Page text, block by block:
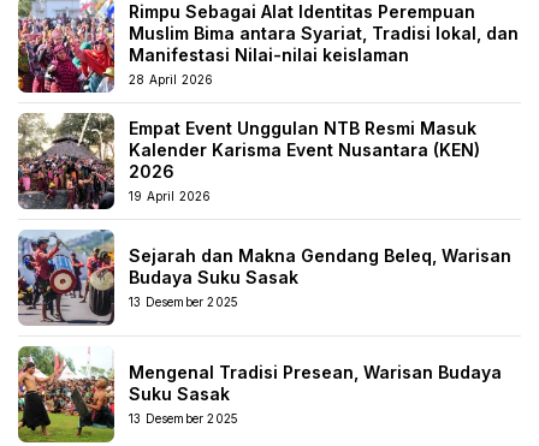
Rimpu Sebagai Alat Identitas Perempuan
Muslim Bima antara Syariat, Tradisi lokal, dan
Manifestasi Nilai-nilai keislaman
28 April 2026
Empat Event Unggulan NTB Resmi Masuk
Kalender Karisma Event Nusantara (KEN)
2026
19 April 2026
Sejarah dan Makna Gendang Beleq, Warisan
Budaya Suku Sasak
13 Desember 2025
Mengenal Tradisi Presean, Warisan Budaya
Suku Sasak
13 Desember 2025